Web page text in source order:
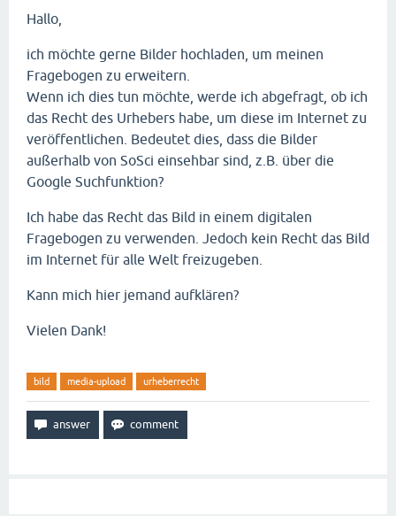
Hallo,
ich möchte gerne Bilder hochladen, um meinen
Fragebogen zu erweitern.
Wenn ich dies tun möchte, werde ich abgefragt, ob ich
das Recht des Urhebers habe, um diese im Internet zu
veröffentlichen. Bedeutet dies, dass die Bilder
außerhalb von SoSci einsehbar sind, z.B. über die
Google Suchfunktion?
Ich habe das Recht das Bild in einem digitalen
Fragebogen zu verwenden. Jedoch kein Recht das Bild
im Internet für alle Welt freizugeben.
Kann mich hier jemand aufklären?
Vielen Dank!
bild media-upload urheberrecht